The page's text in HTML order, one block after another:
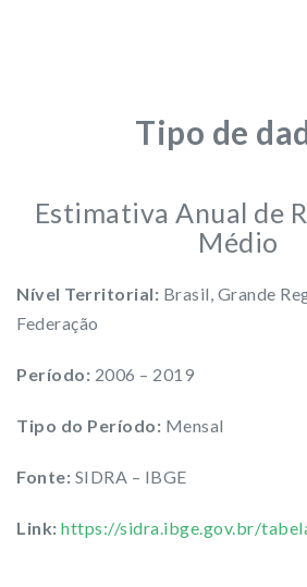
Tipo de
Estimativa Anual de
Médio
Nível Territorial: Brasil, Grande
Federação
Período: 2006 – 2019
Tipo do Período: Mensal
Fonte: SIDRA – IBGE
Link: https://sidra.ibge.gov.br/